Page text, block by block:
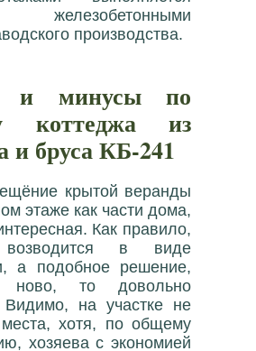
железобетонными
производства.
и минусы по
коттеджа из
и бруса КБ-241
крытой веранды
этаже как части дома,
Как правило,
возводится в виде
а подобное решение,
то довольно
Видимо, на участке не
хотя, по общему
хозяева с экономией